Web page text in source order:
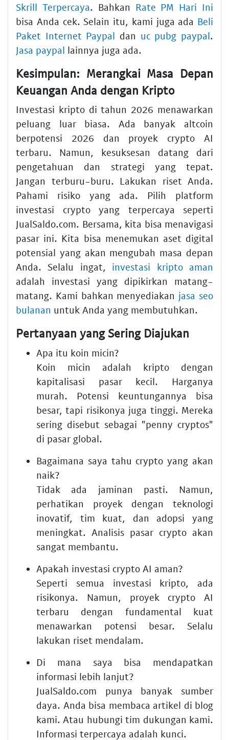
Skrill Terpercaya. Bahkan Rate PM Hari Ini
bisa Anda cek. Selain itu, kami juga ada Beli
Paket Internet Paypal dan uc pubg paypal.
Jasa paypal lainnya juga ada.
Kesimpulan: Merangkai Masa Depan
Keuangan Anda dengan Kripto
Investasi kripto di tahun 2026 menawarkan
peluang luar biasa. Ada banyak altcoin
berpotensi 2026 dan proyek crypto AI
terbaru. Namun, kesuksesan datang dari
pengetahuan dan strategi yang tepat.
Jangan terburu-buru. Lakukan riset Anda.
Pahami risiko yang ada. Pilih platform
investasi crypto yang terpercaya seperti
JualSaldo.com. Bersama, kita bisa menavigasi
pasar ini. Kita bisa menemukan aset digital
potensial yang akan mengubah masa depan
Anda. Selalu ingat, investasi kripto aman
adalah investasi yang dipikirkan matang-
matang. Kami bahkan menyediakan jasa seo
bulanan untuk Anda yang membutuhkan.
Pertanyaan yang Sering Diajukan
Apa itu koin micin?
Koin micin adalah kripto dengan
kapitalisasi pasar kecil. Harganya
murah. Potensi keuntungannya bisa
besar, tapi risikonya juga tinggi. Mereka
sering disebut sebagai "penny cryptos"
di pasar global.
Bagaimana saya tahu crypto yang akan
naik?
Tidak ada jaminan pasti. Namun,
perhatikan proyek dengan teknologi
inovatif, tim kuat, dan adopsi yang
meningkat. Analisis pasar crypto akan
sangat membantu.
Apakah investasi crypto AI aman?
Seperti semua investasi kripto, ada
risikonya. Namun, proyek crypto AI
terbaru dengan fundamental kuat
menawarkan potensi besar. Selalu
lakukan riset mendalam.
Di mana saya bisa mendapatkan
informasi lebih lanjut?
JualSaldo.com punya banyak sumber
daya. Anda bisa membaca artikel di blog
kami. Atau hubungi tim dukungan kami.
Informasi terpercaya adalah kunci.